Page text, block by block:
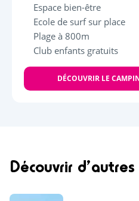
Espace bien-être
Ecole de surf sur place
Plage à 800m
Club enfants gratuits
DÉCOUVRIR LE
Découvrir